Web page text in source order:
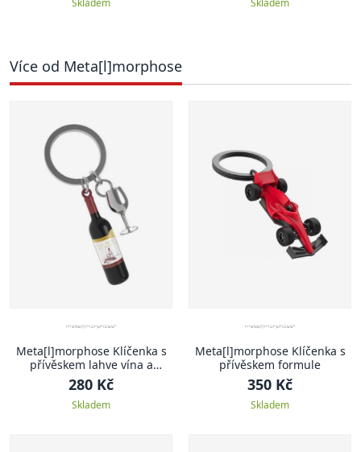
Skladem Skladem
Více od Meta[l]morphose
Meta[l]morphose Klíčenka s
přívěskem lahve vína a
skleničkou
280 Kč
Skladem
Meta[l]morphose Klíčenka s
přívěskem formule
350 Kč
Skladem